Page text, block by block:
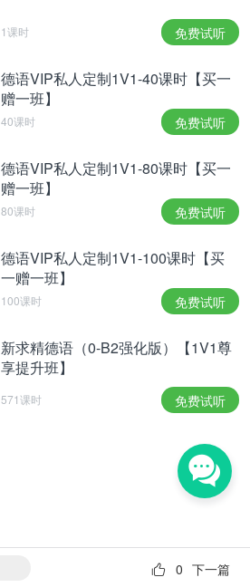
1课时 免费试听
德语VIP私人定制1V1-40课时【买一
赠一班】
40课时 免费试听
德语VIP私人定制1V1-80课时【买一
赠一班】
80课时 免费试听
德语VIP私人定制1V1-100课时【买
一赠一班】
100课时 免费试听
新求精德语（0-B2强化版）【1V1尊
享提升班】
571课时 免费试听
下一篇
0